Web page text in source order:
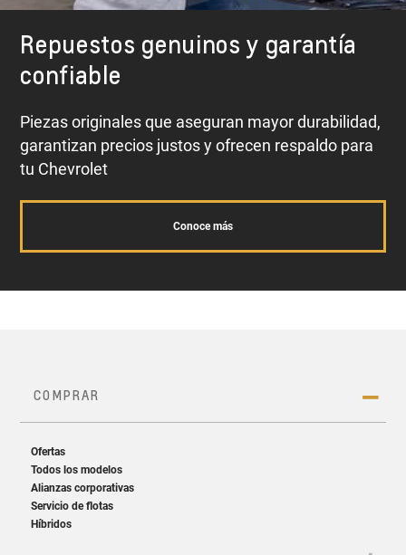
Repuestos genuinos y garantía
confiable
Piezas originales que aseguran mayor durabilidad,
garantizan precios justos y ofrecen respaldo para
tu Chevrolet
Conoce más